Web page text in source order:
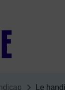
Le